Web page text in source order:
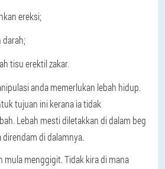
ereksi;
darah;
tisu erektil zakar.
anda memerlukan lebah hidup.
tujuan ini kerana ia tidak
Lebah mesti diletakkan di dalam beg
di dalamnya.
mula menggigit. Tidak kira di mana